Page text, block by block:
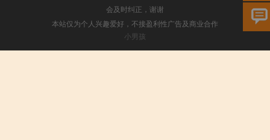
会及时纠正，谢谢
本站仅为个人兴趣爱好，不接盈利性广告及商业合作
小男孩